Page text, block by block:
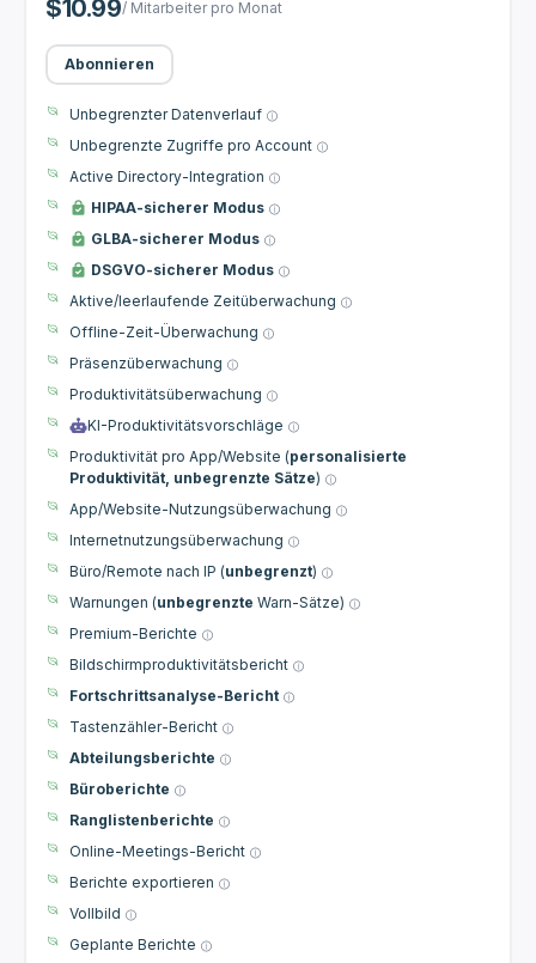
$10.99/ Mitarbeiter pro Monat
Abonnieren
Unbegrenzter Datenverlauf
Unbegrenzte Zugriffe pro Account
Active Directory-Integration
HIPAA-sicherer Modus
GLBA-sicherer Modus
DSGVO-sicherer Modus
Aktive/leerlaufende Zeitüberwachung
Offline-Zeit-Überwachung
Präsenzüberwachung
Produktivitätsüberwachung
KI-Produktivitätsvorschläge
Produktivität pro App/Website (personalisierte
Produktivität, unbegrenzte Sätze)
App/Website-Nutzungsüberwachung
Internetnutzungsüberwachung
Büro/Remote nach IP (unbegrenzt)
Warnungen (unbegrenzte Warn-Sätze)
Premium-Berichte
Bildschirmproduktivitätsbericht
Fortschrittsanalyse-Bericht
Tastenzähler-Bericht
Abteilungsberichte
Büroberichte
Ranglistenberichte
Online-Meetings-Bericht
Berichte exportieren
Vollbild
Geplante Berichte